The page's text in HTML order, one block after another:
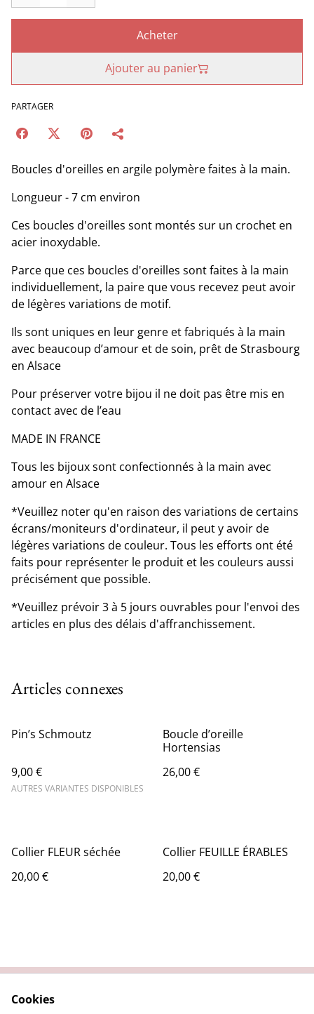
Acheter
Ajouter au panier
PARTAGER
Boucles d'oreilles en argile polymère faites à la main.
Longueur - 7 cm environ
Ces boucles d'oreilles sont montés sur un crochet en
acier inoxydable.
Parce que ces boucles d'oreilles sont faites à la main
individuellement, la paire que vous recevez peut avoir
de légères variations de motif.
Ils sont uniques en leur genre et fabriqués à la main
avec beaucoup d’amour et de soin, prêt de Strasbourg
en Alsace
Pour préserver votre bijou il ne doit pas être mis en
contact avec de l’eau
MADE IN FRANCE
Tous les bijoux sont confectionnés à la main avec
amour en Alsace
*Veuillez noter qu'en raison des variations de certains
écrans/moniteurs d'ordinateur, il peut y avoir de
légères variations de couleur. Tous les efforts ont été
faits pour représenter le produit et les couleurs aussi
précisément que possible.
*Veuillez prévoir 3 à 5 jours ouvrables pour l'envoi des
articles en plus des délais d'affranchissement.
Articles connexes
Pin’s Schmoutz
9,00 €
AUTRES VARIANTES DISPONIBLES
Boucle d’oreille
Hortensias
26,00 €
Collier FLEUR séchée
20,00 €
Collier FEUILLE ÉRABLES
20,00 €
Cookies